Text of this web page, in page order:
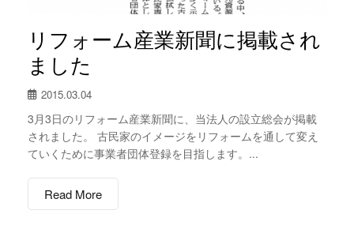
リフォーム産業新聞に掲載され
ました
2015.03.04
3月3日のリフォーム産業新聞に、当法人の設立総会が掲載
されました。 古民家のイメージをリフォームを通して変え
ていくために事業者団体登録を目指します。...
Read More